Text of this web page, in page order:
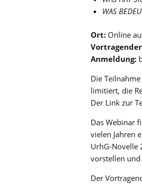
WAS
Ort: Online
Anmeldung:
Die
limitiert, die
Der Link zur
Das Webinar
vielen Jahren
UrhG-Novelle
vorstellen und
Der